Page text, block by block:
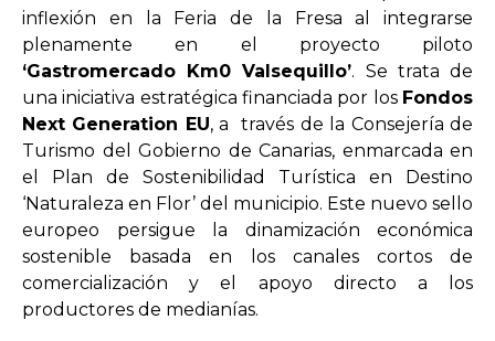
inflexión en la Feria de la Fresa al integrarse
plenamente en el proyecto piloto
‘Gastromercado Km0 Valsequillo’. Se trata de
una iniciativa estratégica financiada por los Fondos
Next Generation EU, a través de la Consejería de
Turismo del Gobierno de Canarias, enmarcada en
el Plan de Sostenibilidad Turística en Destino
‘Naturaleza en Flor’ del municipio. Este nuevo sello
europeo persigue la dinamización económica
sostenible basada en los canales cortos de
comercialización y el apoyo directo a los
productores de medianías.